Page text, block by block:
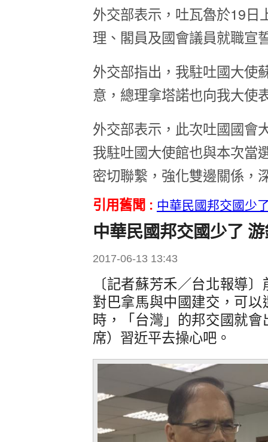
外交部表示，吐瓦魯於19日
理、閣員及國會議員就職宣
外交部指出，我駐吐國大使
意，總理拿塔諾也向我大使
外交部表示，此次吐國國會
我駐吐國大使館也與本次當
密切聯繫，強化雙邊關係，
引用舊聞 : 中華民國邦交國少
中華民國邦交國少了
2017-06-13 13:43
〔記者蘇芳禾／台北報導
對巴拿馬與中國建交，可
時，「台灣」的邦交國就
席）習近平去操心吧。